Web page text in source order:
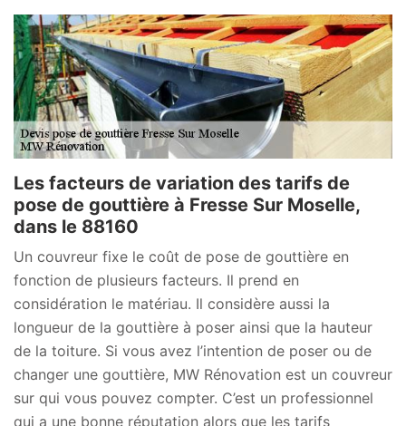
Les facteurs de variation des tarifs de
pose de gouttière à Fresse Sur Moselle,
dans le 88160
Un couvreur fixe le coût de pose de gouttière en
fonction de plusieurs facteurs. Il prend en
considération le matériau. Il considère aussi la
longueur de la gouttière à poser ainsi que la hauteur
de la toiture. Si vous avez l’intention de poser ou de
changer une gouttière, MW Rénovation est un couvreur
sur qui vous pouvez compter. C’est un professionnel
qui a une bonne réputation alors que les tarifs